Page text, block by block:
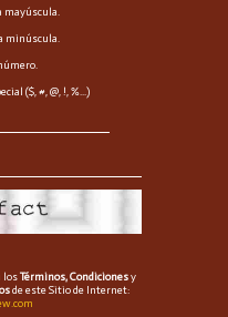
mayúscula.
minúscula.
($, #, @, !, %...)
losTérminos, Condicionesy
de este Sitio de Internet: